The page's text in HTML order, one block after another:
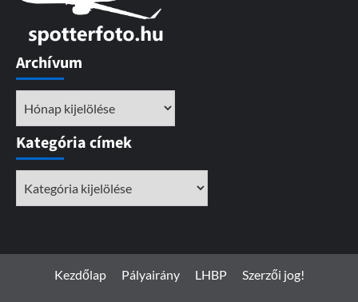
Archívum
Kategória címek
Kezdőlap Pályairány LHBP Szerzői jog!